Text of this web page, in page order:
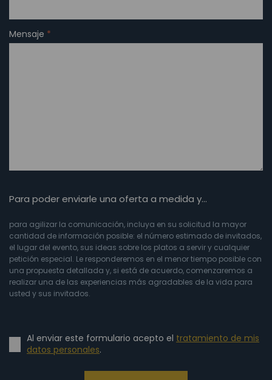
Mensaje *
Para poder enviarle una oferta a medida y…
para agilizar la comunicación, incluya en su solicitud la mayor
cantidad de información posible: el número estimado de invitados,
el lugar del evento, sus ideas sobre los platos a servir y cualquier
petición especial. Le responderemos en el menor tiempo posible con
una propuesta detallada y, si está de acuerdo, comenzaremos a
realizar una de las experiencias más agradables de la vida para
usted y sus invitados.
Al enviar este formulario acepto el tratamiento de mis
datos personales.